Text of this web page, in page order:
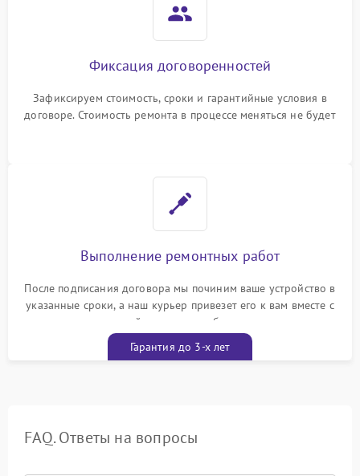
Фиксация договоренностей
Зафиксируем стоимость, сроки и гарантийные условия в
договоре. Стоимость ремонта в процессе меняться не будет
Выполнение ремонтных работ
После подписания договора мы починим ваше устройство в
указанные сроки, а наш курьер привезет его к вам вместе с
гарантийным талоном бесплатно
Гарантия до 3-х лет
FAQ. Ответы на вопросы